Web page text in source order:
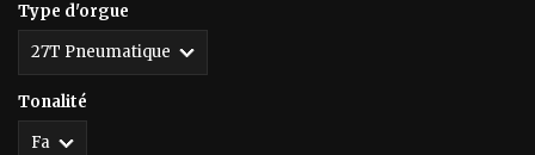
Type d'orgue
Tonalité